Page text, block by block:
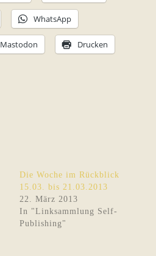
WhatsApp
Mastodon Drucken
Die Woche im Rückblick
15.03. bis 21.03.2013
22. März 2013
In "Linksammlung Self-
Publishing"